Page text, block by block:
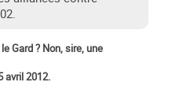
Gard ? Non, sire, une
avril 2012.